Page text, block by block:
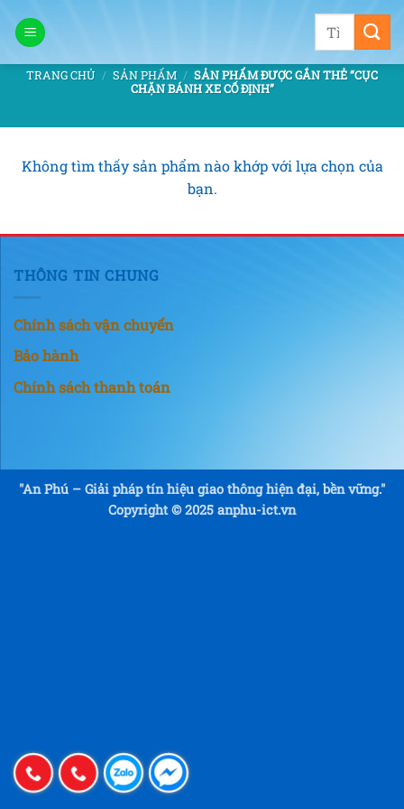
qua
dung
Tìm
TRANG CHỦ / SẢN PHẨM / SẢN PHẨM ĐƯỢC GẮN THẺ “CỤC
CHẶN BÁNH XE CỐ ĐỊNH”
Không tìm thấy sản phẩm nào khớp với lựa chọn của
bạn.
THÔNG TIN CHUNG
Chính sách vận chuyển
Bảo hành
Chính sách thanh toán
"An Phú – Giải pháp tín hiệu giao thông hiện đại, bền vững."
Copyright © 2025 anphu-ict.vn